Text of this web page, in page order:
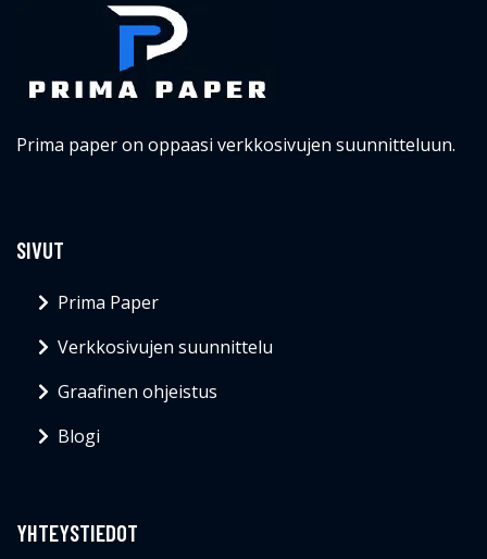
Prima paper on oppaasi verkkosivujen suunnitteluun.
SIVUT
Prima Paper
Verkkosivujen suunnittelu
Graafinen ohjeistus
Blogi
YHTEYSTIEDOT